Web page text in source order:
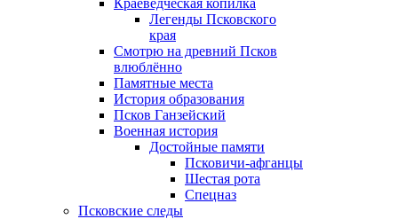
Краеведческая копилка
Легенды Псковского
края
Смотрю на древний Псков
влюблённо
Памятные места
История образования
Псков Ганзейский
Военная история
Достойные памяти
Псковичи-афганцы
Шестая рота
Спецназ
Псковские следы